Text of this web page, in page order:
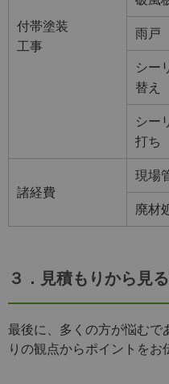
付帯塗装
工事
雨戸
シー
替え
シー
打ち
諸経費
現場
廃材
３．見積もりから見
最後に、多くの方が悩むで
りの観点からポイントをお